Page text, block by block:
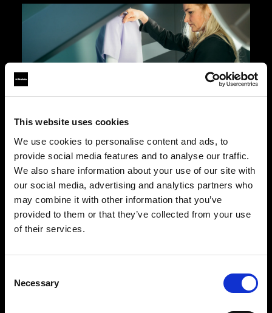
This website uses cookies
We use cookies to personalise content and ads, to
provide social media features and to analyse our traffic.
We also share information about your use of our site with
our social media, advertising and analytics partners who
may combine it with other information that you’ve
provided to them or that they’ve collected from your use
of their services.
Selection
Necessary
Fotografia su manichino
Profoto StyleShoots Vertical ti offre immagini
coerenti e prive di sfondo in modo rapido e
semplice. Ai marchi in cerca di libertà creativa la
nostra soluzione personalizzabile offre
possibilità di light shaping senza eguali,
consentendo di creare immagini memorabili in